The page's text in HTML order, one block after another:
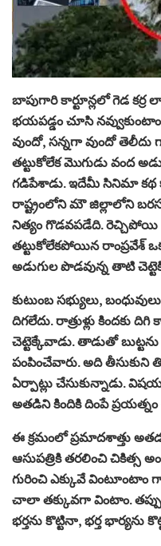
బాపుగారి కార్టూన్లలో గెడ
భయపడ్డం చూసి
వుందో, సన్నగా వుందో
తట్టుకోలేక మొగుడు వంద
గడిపేశాడు. ఇదేమీ సినిమా కథ
రాష్ట్రంలోని మౌ జిల్లాలోని
నిత్యం గొడవపడేది. రెచ్చిపోయి
తట్టుకోలేకపోయిన రాంప్రవేశ్
అడుగుల పొడవున్న తాటి
కుటుంబ సభ్యులు,
దిగలేదు. రాత్రుళ్లు కిందకు
చెట్టెక్కేవాడు. తాడుతో
పంపించేవారు. అది తీసుకుని
ఏర్పాట్లు చేసుకున్నాడు.
అతడిని కిందికి దింపే
ఈ క్రమంలో ప్రమాదశాత్తు
ఆసుపత్రికి తరలించి చికిత్స
గురించి ఎక్కువే వింటూంటాం
చాలా తక్కువగా వింటాం.
భర్తను కొట్టినా, భర్త భార్యను